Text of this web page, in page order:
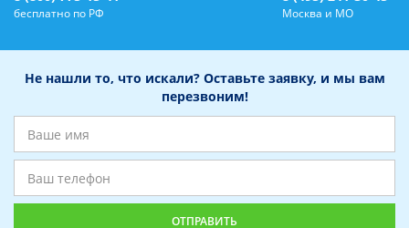
бесплатно по РФ Москва и МО
Не нашли то, что искали? Оставьте заявку, и мы вам
перезвоним!